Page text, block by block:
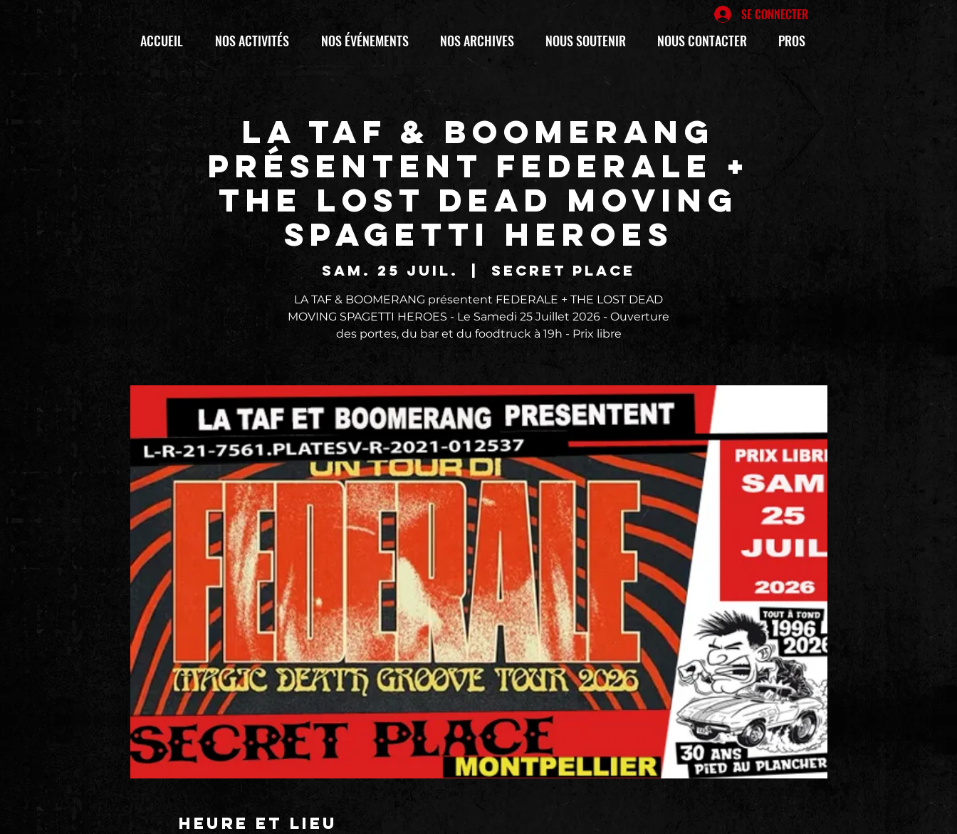
SE CONNECTER
ACCUEIL NOS ACTIVITÉS NOS ÉVÉNEMENTS NOS ARCHIVES NOUS SOUTENIR NOUS CONTACTER PROS
LA TAF & BOOMERANG
présentent FEDERALE +
THE LOST DEAD MOVING
SPAGETTI HEROES
sam. 25 juil. SECRET PLACE
LA TAF & BOOMERANG présentent FEDERALE + THE LOST DEAD
MOVING SPAGETTI HEROES - Le Samedi 25 Juillet 2026 - Ouverture
des portes, du bar et du foodtruck à 19h - Prix libre
Heure et lieu